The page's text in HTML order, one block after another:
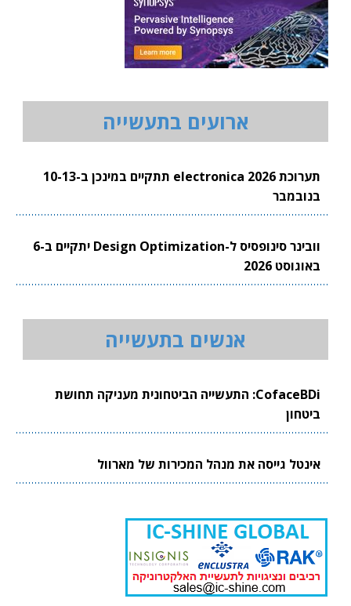
ארועים בתעשייה
תערוכת electronica 2026 תתקיים במינכן ב-10-13
בנובמבר
וובינר סינופסיס ל-Design Optimization יתקיים ב-6
באוגוסט 2026
אנשים בתעשייה
CofaceBDi: התעשייה הביטחונית מעניקה תחושת
ביטחון
אינטל גייסה את מנהל המכירות של מארוול